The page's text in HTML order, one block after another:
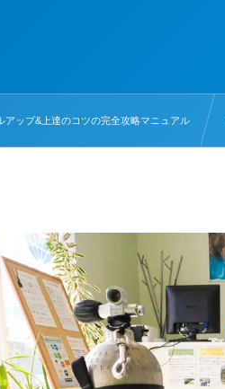
アップ&上達のコツの完全攻略マニュアル